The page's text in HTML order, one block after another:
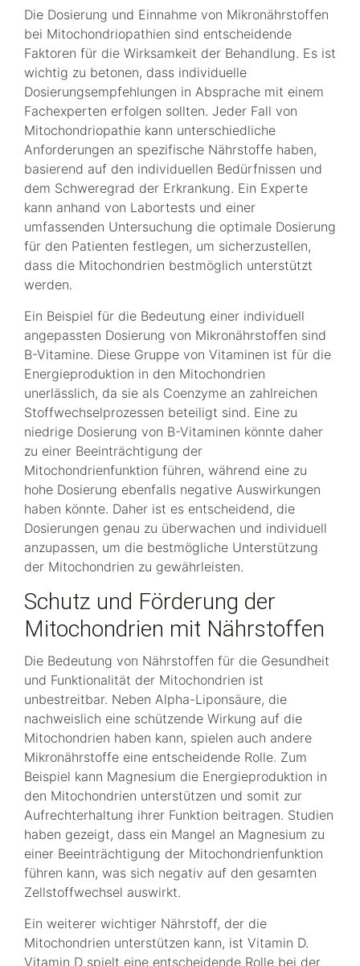
Die Dosierung und Einnahme von Mikronährstoffen
bei Mitochondriopathien sind entscheidende
Faktoren für die Wirksamkeit der Behandlung. Es ist
wichtig zu betonen, dass individuelle
Dosierungsempfehlungen in Absprache mit einem
Fachexperten erfolgen sollten. Jeder Fall von
Mitochondriopathie kann unterschiedliche
Anforderungen an spezifische Nährstoffe haben,
basierend auf den individuellen Bedürfnissen und
dem Schweregrad der Erkrankung. Ein Experte
kann anhand von Labortests und einer
umfassenden Untersuchung die optimale Dosierung
für den Patienten festlegen, um sicherzustellen,
dass die Mitochondrien bestmöglich unterstützt
werden.
Ein Beispiel für die Bedeutung einer individuell
angepassten Dosierung von Mikronährstoffen sind
B-Vitamine. Diese Gruppe von Vitaminen ist für die
Energieproduktion in den Mitochondrien
unerlässlich, da sie als Coenzyme an zahlreichen
Stoffwechselprozessen beteiligt sind. Eine zu
niedrige Dosierung von B-Vitaminen könnte daher
zu einer Beeinträchtigung der
Mitochondrienfunktion führen, während eine zu
hohe Dosierung ebenfalls negative Auswirkungen
haben könnte. Daher ist es entscheidend, die
Dosierungen genau zu überwachen und individuell
anzupassen, um die bestmögliche Unterstützung
der Mitochondrien zu gewährleisten.
Schutz und Förderung der
Mitochondrien mit Nährstoffen
Die Bedeutung von Nährstoffen für die Gesundheit
und Funktionalität der Mitochondrien ist
unbestreitbar. Neben Alpha-Liponsäure, die
nachweislich eine schützende Wirkung auf die
Mitochondrien haben kann, spielen auch andere
Mikronährstoffe eine entscheidende Rolle. Zum
Beispiel kann Magnesium die Energieproduktion in
den Mitochondrien unterstützen und somit zur
Aufrechterhaltung ihrer Funktion beitragen. Studien
haben gezeigt, dass ein Mangel an Magnesium zu
einer Beeinträchtigung der Mitochondrienfunktion
führen kann, was sich negativ auf den gesamten
Zellstoffwechsel auswirkt.
Ein weiterer wichtiger Nährstoff, der die
Mitochondrien unterstützen kann, ist Vitamin D.
Vitamin D spielt eine entscheidende Rolle bei der